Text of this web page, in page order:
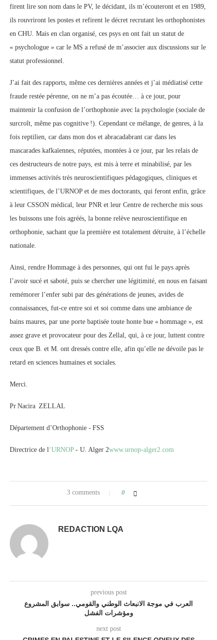
firent lire son nom dans le PV, le décidant, ils m’écouteront et en 1989,
ils rouvriront les postes et refirent le décret recrutant les orthophonistes
en CHU. Mais en clan organisé, ces psys en ont fait un statut de
« psychologue » car le MS a refusé de m’associer aux discussions sur le
statut professionnel.
J’ai fait des rapports, même ces dernières années et j’ai médiatisé cette
fraude restée pérenne, on ne m’a pas écoutée… à ce jour, pour
maintenir la confusion de l’orthophonie avec la psychologie (sociale de
surcroît, même pas cognitive !). Cependant ce mélange, de genres, à la
fois reptilien, car dans mon dos et abracadabrant car dans les
mascarades kafkaïennes, réputées, montées à ce jour, par les relais de
ces destructeurs de notre pays, est mis à terre et minabilisé, par les
immenses activités très neuroscientifiques pédagogiques, cliniques et
scientifiques, de l’URNOP et de mes doctorants, qui feront enfin, grâce
à leur CSSON médical, leur PNR et leur Centre de recherche mis sous
les buissons une fois agréés, la bonne relève neuroscientifique en
orthophonie, sachant que la première est totalement détruite, à l’échelle
nationale.
Ainsi, rendre Hommage à des personnes, qui ont fui le pays après
l’avoir sucé et saboté, puis se chercher une légitimité, en nous en faisant
remémorer l’enfer subi par des générations de jeunes, avides de
connaissances, fut-ce entre soi et soi comme dans une ambiance de
bains maures, par une porte baptisée toute honte bue « hommage », est
assez grave et provocateur pour des Zellal, qui, à ce jour, luttent contre
ceux que B. et M. ont dressés contre elle, afin qu’elle ne dévoile pas le
retard en sciences humaines et sociales.
Merci.
Pr Nacira ZELLAL
Département d’Orthophonie - FSS
Directrice de l‘URNOP - U. Alger 2www.urnop-alger2.com
3 comments 0
REDACTION LQA
previous post
العرب في موجة الانبعاث الوطني والقومي.. سوابق المشروع
ومؤشرات الفشل
next post